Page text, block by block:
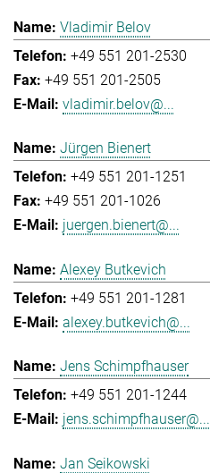
Vladimir Belov
+49 551 201-2530
+49 551 201-2505
vladimir.belov@...
Jürgen Bienert
+49 551 201-1251
+49 551 201-1026
juergen.bienert@...
Alexey Butkevich
+49 551 201-1281
alexey.butkevich@...
Jens Schimpfhauser
+49 551 201-1244
jens.schimpfhauser@...
Jan Seikowski